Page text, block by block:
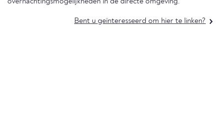
overnachtingsmogelijkheden in de directe omgeving.
Bent u geïnteresseerd om hier te linken?